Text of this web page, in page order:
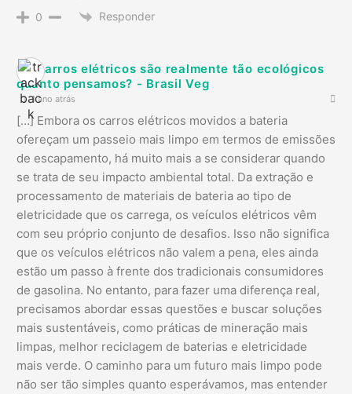
0 Responder
Os carros elétricos são realmente tão ecológicos
quanto pensamos? - Brasil Veg
1 ano atrás
[…] Embora os carros elétricos movidos a bateria
ofereçam um passeio mais limpo em termos de emissões
de escapamento, há muito mais a se considerar quando
se trata de seu impacto ambiental total. Da extração e
processamento de materiais de bateria ao tipo de
eletricidade que os carrega, os veículos elétricos vêm
com seu próprio conjunto de desafios. Isso não significa
que os veículos elétricos não valem a pena, eles ainda
estão um passo à frente dos tradicionais consumidores
de gasolina. No entanto, para fazer uma diferença real,
precisamos abordar essas questões e buscar soluções
mais sustentáveis, como práticas de mineração mais
limpas, melhor reciclagem de baterias e eletricidade
mais verde. O caminho para um futuro mais limpo pode
não ser tão simples quanto esperávamos, mas entender